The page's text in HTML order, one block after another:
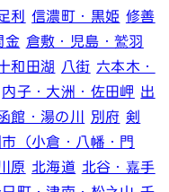
利 信濃町・黒姫 修善
金 倉敷・児島・鷲羽
和田湖 八街 六本木・
内子・大洲・佐田岬 出
館・湯の川 別府 剣
（小倉・八幡・門
原 北海道 北谷・嘉手